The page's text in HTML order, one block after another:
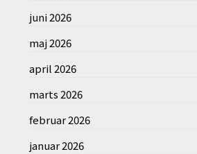
juni 2026
maj 2026
april 2026
marts 2026
februar 2026
januar 2026